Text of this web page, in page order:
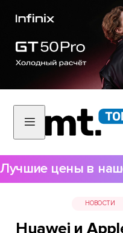
Лучшие цены в
НОВОСТИ
Huawei и